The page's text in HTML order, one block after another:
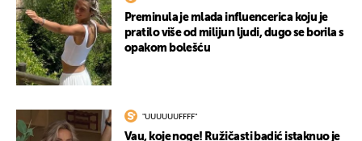
Preminula je mlada influencerica koju je
pratilo više od milijun ljudi, dugo se borila s
opakom bolešću
"UUUUUUFFFF"
Vau, koje noge! Ružičasti badić istaknuo je